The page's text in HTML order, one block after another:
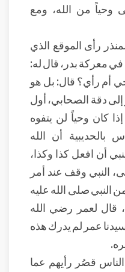
وحياً من الله، ومع
رأى الموقع الذي
معركة بدر، قال له:
أم رأي؟ قال: بل هو
دقة الصحابي، أول
كان وحياً لن يتفوه
بالحديبية أن الله
أن افعل كذا وكذا،
النبي وقف عند أمر
النبي صلى الله عليه
قال لعمر رضي الله
عمر لم يدرك هذه
قصُر رأيهم عما